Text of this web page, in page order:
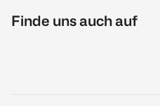
Finde uns auch auf